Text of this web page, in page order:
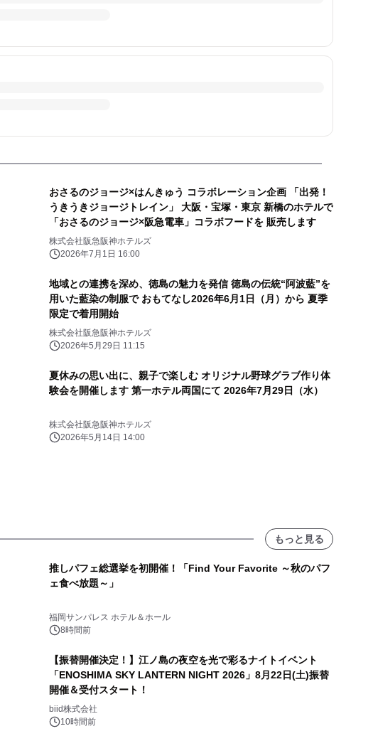
おさるのジョージ×はんきゅう コラボレーション企画 「出発！
うきうきジョージトレイン」 大阪・宝塚・東京 新橋のホテルで
「おさるのジョージ×阪急電車」コラボフードを 販売します
株式会社阪急阪神ホテルズ
2026年7月1日 16:00
地域との連携を深め、徳島の魅力を発信 徳島の伝統“阿波藍”を
用いた藍染の制服で おもてなし2026年6月1日（月）から 夏季
限定で着用開始
株式会社阪急阪神ホテルズ
2026年5月29日 11:15
夏休みの思い出に、親子で楽しむ オリジナル野球グラブ作り体
験会を開催します 第一ホテル両国にて 2026年7月29日（水）
株式会社阪急阪神ホテルズ
2026年5月14日 14:00
もっと見る
推しパフェ総選挙を初開催！「Find Your Favorite ～秋のパフ
ェ食べ放題～」
福岡サンパレス ホテル＆ホール
8時間前
【振替開催決定！】江ノ島の夜空を光で彩るナイトイベント
「ENOSHIMA SKY LANTERN NIGHT 2026」8月22日(土)振替
開催＆受付スタート！
biid株式会社
10時間前